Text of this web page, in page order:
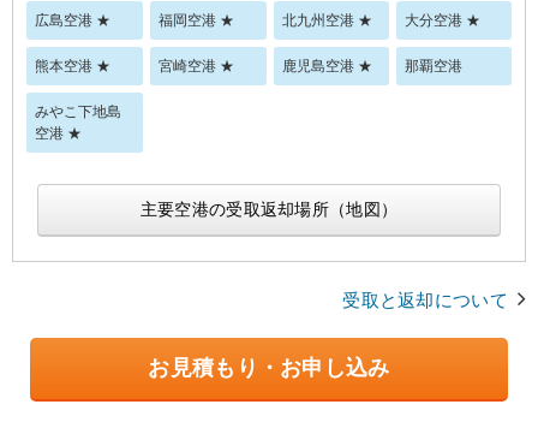
広島空港 ★ 福岡空港 ★ 北九州空港 ★ 大分空港 ★
熊本空港 ★ 宮崎空港 ★ 鹿児島空港 ★ 那覇空港
みやこ下地島
空港 ★
主要空港の受取返却場所（地図）
受取と返却について
お見積もり・お申し込み